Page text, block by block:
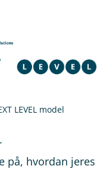
LEVEL model
på, hvordan jeres